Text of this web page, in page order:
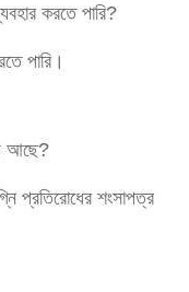
করতে পারি?
পারি।
আছে?
প্রতিরোধের শংসাপত্র